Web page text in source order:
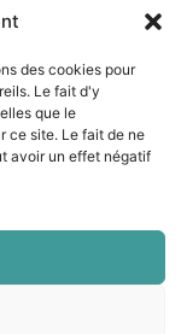
des cookies pour
Le fait d'y
que le
ce site. Le fait de ne
avoir un effet négatif
de vente